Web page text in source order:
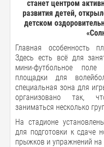
станет центром
развития детей,
детском
Главная особенность
Здесь есть всё для
мини-футбольное
площадки для
специальная зона для
организовано так,
заниматься несколько
На стадионе
для подготовки к сдаче
прыжков и упражнений на